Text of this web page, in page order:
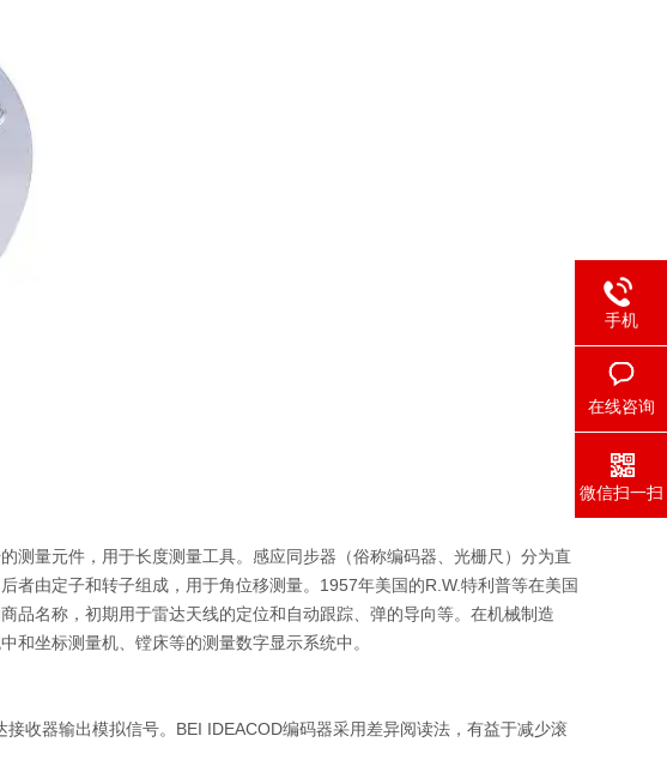
测量元件，用于长度测量工具。感应同步器（俗称编码器、光栅尺）分为直
者由定子和转子组成，用于角位移测量。1957年美国的R.W.特利普等在美国
品名称，初期用于雷达天线的定位和自动跟踪、弹的导向等。在机械制造
和坐标测量机、镗床等的测量数字显示系统中。
收器输出模拟信号。BEI IDEACOD编码器采用差异阅读法，有益于减少滚
手机
在线咨询
微信扫一扫